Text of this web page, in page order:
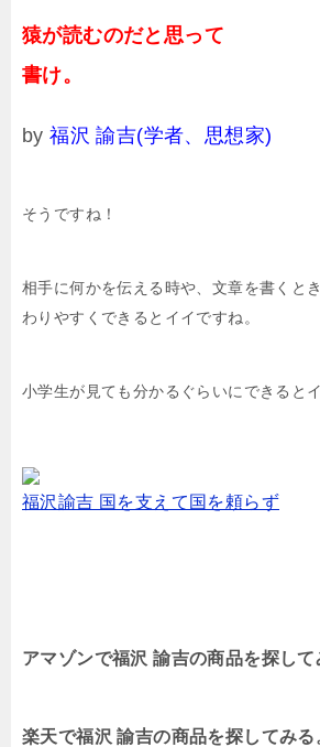
猿が読むのだと思って
書け。
by福沢 諭吉(学者、思想家)
そうですね！
相手に何かを伝える時や、文章を書くと
わりやすくできるとイイですね。
小学生が見ても分かるぐらいにできると
福沢諭吉 国を支えて国を頼らず
アマゾンで福沢 諭吉の商品を探して
楽天で福沢 諭吉の商品を探してみる